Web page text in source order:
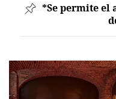
*Se permite el